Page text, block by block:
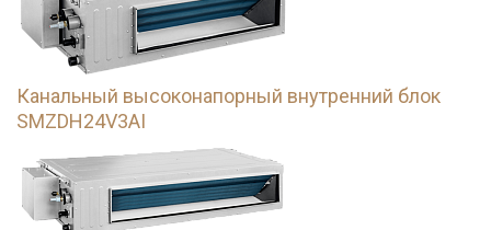
Канальный высоконапорный внутренний блок
SMZDH24V3AI